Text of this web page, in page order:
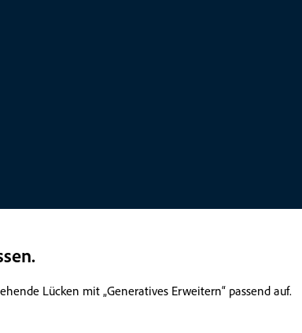
Lücken mit „Generatives Erweitern“ passend auf.